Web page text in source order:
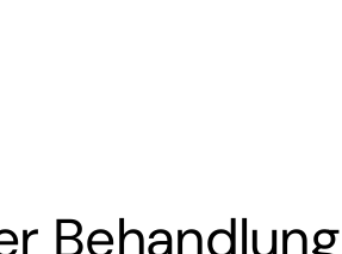
Behandlung